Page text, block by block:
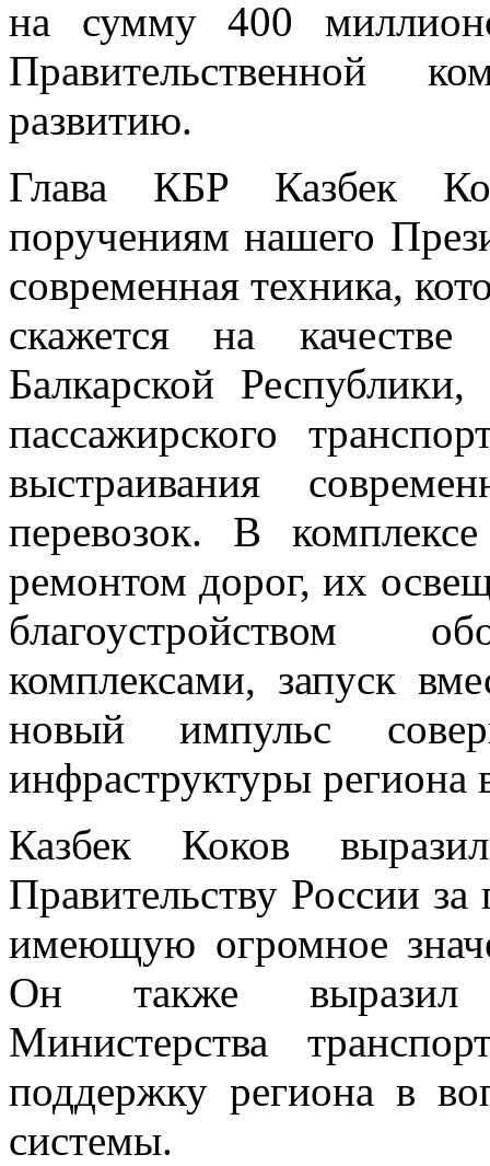
на сумму 400
Правительственной
развитию.
Глава КБР Казбек
поручениям нашего
современная техника,
скажется на
Балкарской
пассажирского
выстраивания
перевозок. В
ремонтом дорог, их
благоустройством
комплексами, запуск
новый импульс
инфраструктуры региона
Казбек Коков
Правительству России
имеющую огромное
Он также выразил
Министерства
поддержку региона в
системы.